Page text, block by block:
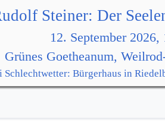
Steiner: Der
12. September 2026,
Grünes Goetheanum,
Schlechtwetter: Bürgerhaus in